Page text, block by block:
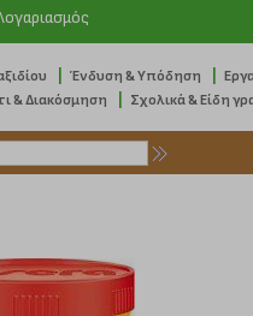
Ένδυση & Υπόδηση
& Διακόσμηση Σχολικά & Είδη